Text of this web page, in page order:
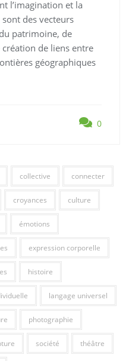
l’imagination et la
des vecteurs
patrimoine, de
de liens entre
géographiques
0
collective connecter
croyances culture
émotions
expression corporelle
histoire
langage universel
photographie
société théâtre